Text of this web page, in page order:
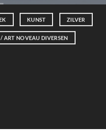
KUNST ZILVER
ART NOVEAU DIVERSEN